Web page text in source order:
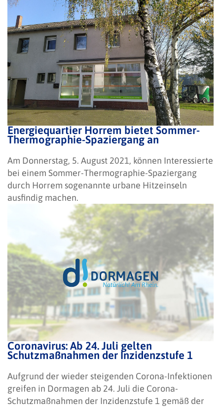
Energiequartier Horrem bietet Sommer-
Thermographie-Spaziergang an
Am Donnerstag, 5. August 2021, können Interessierte
bei einem Sommer-Thermographie-Spaziergang
durch Horrem sogenannte urbane Hitzeinseln
ausfindig machen.
Coronavirus: Ab 24. Juli gelten
Schutzmaßnahmen der Inzidenzstufe 1
Aufgrund der wieder steigenden Corona-Infektionen
greifen in Dormagen ab 24. Juli die Corona-
Schutzmaßnahmen der Inzidenzstufe 1 gemäß der